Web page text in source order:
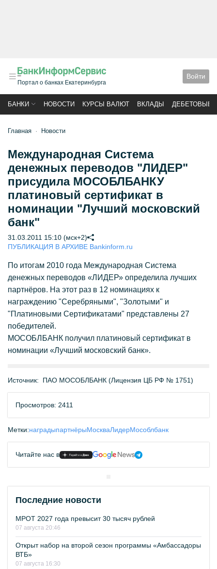
Портал о банках Екатеринбурга
Войти
БАНКИ НОВОСТИ КУРСЫ ВАЛЮТ ВКЛАДЫ ДЕБЕТОВЫЕ
Главная Новости
Международная Система
денежных переводов "ЛИДЕР"
присудила МОСОБЛБАНКУ
платиновый сертификат в
номинации "Лучший московский
банк"
31.03.2011 15:10 (мск+2)
ПУБЛИКАЦИЯ В АРХИВЕ Bankinform.ru
По итогам 2010 года Международная Система
денежных переводов «ЛИДЕР» определила лучших
партнёров. На этот раз в 12 номинациях к
награждению "Серебряными", "Золотыми" и
"Платиновыми Сертификатами" представлены 27
победителей.
МОСОБЛБАНК получил платиновый сертификат в
номинации «Лучший московский банк».
Источник: ПАО МОСОБЛБАНК (Лицензия ЦБ РФ № 1751)
Просмотров: 2411
Метки:наградыпартнёрыМоскваЛидерМособлбанк
Читайте нас в
Последние новости
МРОТ 2027 года превысит 30 тысяч рублей
07 августа 20:46
Открыт набор на второй сезон программы «Амбассадоры
ВТБ»
07 августа 16:30